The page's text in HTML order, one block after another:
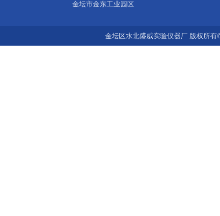
金坛市金东工业园区
金坛区水北盛威实验仪器厂 版权所